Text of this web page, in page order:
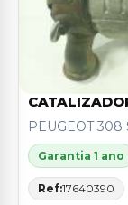
PEUGEOT 308
Garantia 1 ano
Ref:17640390